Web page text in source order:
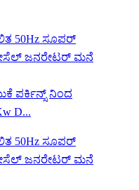
ಪರ್ಕಿನ್ಸ್ ನಿಂದ
D...